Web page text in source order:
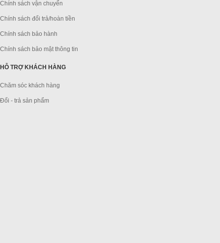
Chính sách vận chuyển
Chính sách đổi trả/hoàn tiền
Chính sách bảo hành
Chính sách bảo mật thông tin
HỖ TRỢ KHÁCH HÀNG
Chăm sóc khách hàng
Đổi - trả sản phẩm